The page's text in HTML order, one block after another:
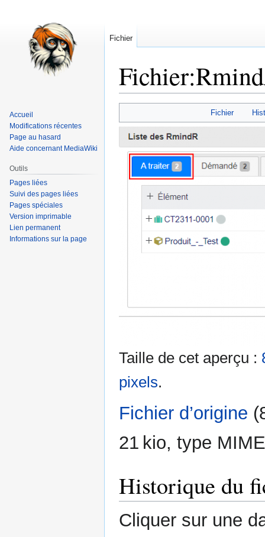
Fichier:
à
navigation
à
recherche
Fichier
Taille de cet aperçu :
pixels.
Fichier d’origine
21 kio, type
Historique du
Cliquer sur une
Fichier
Accueil
Modifications récentes
Page au hasard
Aide concernant MediaWiki
Outils
Pages liées
Suivi des pages liées
Pages spéciales
Version imprimable
Lien permanent
Informations sur la page